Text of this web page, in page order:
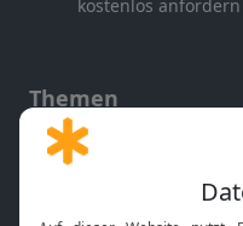
kostenlos anfordern
Themen
Gott und Bibel erklärt